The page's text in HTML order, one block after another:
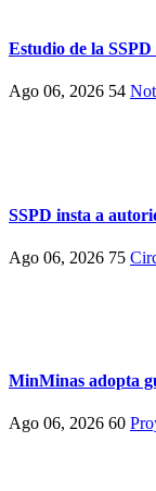
Estudio de la
Ago 06, 2026 54
SSPD insta a
Ago 06, 2026 75
MinMinas adopta
Ago 06, 2026 60